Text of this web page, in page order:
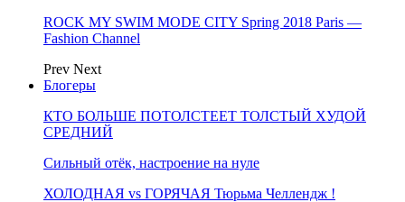
ROCK MY SWIM MODE CITY Spring 2018 Paris —
Fashion Channel
Prev Next
Блогеры
КТО БОЛЬШЕ ПОТОЛСТЕЕТ ТОЛСТЫЙ ХУДОЙ
СРЕДНИЙ
Сильный отёк, настроение на нуле
ХОЛОДНАЯ vs ГОРЯЧАЯ Тюрьма Челлендж !